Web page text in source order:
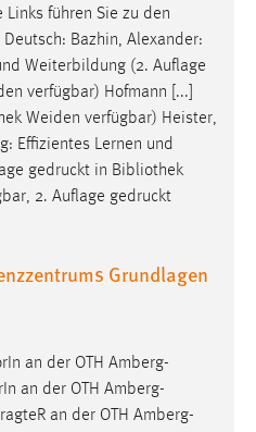
Links führen Sie zu den
Bazhin, Alexander:
Weiterbildung (2. Auflage
verfügbar) Hofmann [...]
Weiden verfügbar) Heister,
Effizientes Lernen und
gedruckt in Bibliothek
2. Auflage gedruckt
Grundlagen
an der OTH Amberg-
an der OTH Amberg-
an der OTH Amberg-
über Websites